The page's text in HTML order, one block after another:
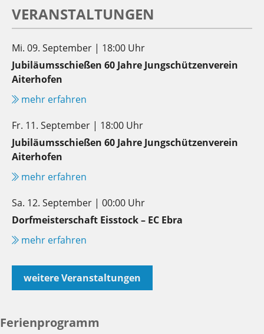
VERANSTALTUNGEN
Mi. 09. September | 18:00 Uhr
Jubiläumsschießen 60 Jahre Jungschützenverein
Aiterhofen
mehr erfahren
Fr. 11. September | 18:00 Uhr
Jubiläumsschießen 60 Jahre Jungschützenverein
Aiterhofen
mehr erfahren
Sa. 12. September | 00:00 Uhr
Dorfmeisterschaft Eisstock – EC Ebra
mehr erfahren
weitere Veranstaltungen
Ferienprogramm